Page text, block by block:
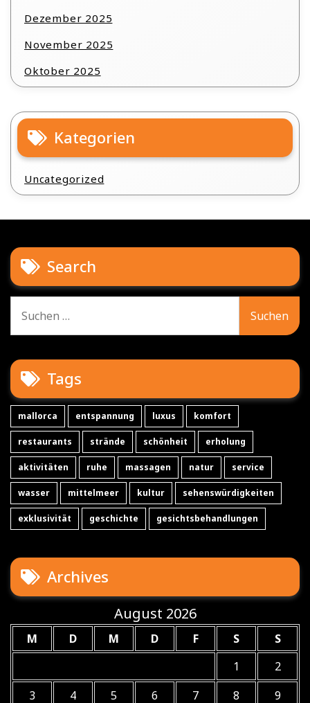
Dezember 2025
November 2025
Oktober 2025
Kategorien
Uncategorized
Search
nach:
Tags
mallorca entspannung luxus komfort
restaurants strände schönheit erholung
aktivitäten ruhe massagen natur service
wasser mittelmeer kultur sehenswürdigkeiten
exklusivität geschichte gesichtsbehandlungen
Archives
August 2026
M D M D F S
S
1
2
3
4 5 6 7 8 9